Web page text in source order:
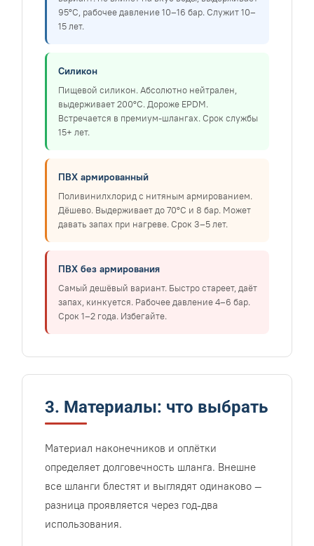
95°C, рабочее давление 10–16 бар. Служит 10–
15 лет.
Силикон
Пищевой силикон. Абсолютно нейтрален,
выдерживает 200°C. Дороже EPDM.
Встречается в премиум-шлангах. Срок службы
15+ лет.
ПВХ армированный
Поливинилхлорид с нитяным армированием.
Дёшево. Выдерживает до 70°C и 8 бар. Может
давать запах при нагреве. Срок 3–5 лет.
ПВХ без армирования
Самый дешёвый вариант. Быстро стареет, даёт
запах, кинкуется. Рабочее давление 4–6 бар.
Срок 1–2 года. Избегайте.
3. Материалы: что выбрать
Материал наконечников и оплётки
определяет долговечность шланга. Внешне
все шланги блестят и выглядят одинаково —
разница проявляется через год-два
использования.